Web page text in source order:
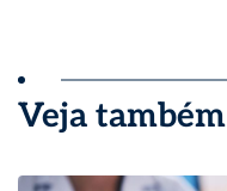
Veja também